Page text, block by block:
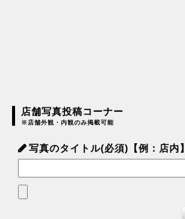
店舗写真投稿コーナー
※店舗外観・内観のみ掲載可能
写真のタイトル(必須)【例：店内】